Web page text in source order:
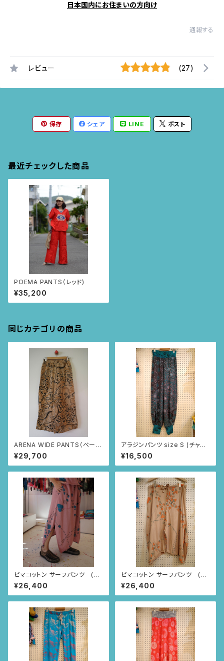
日本国内にお住まいの方向け
通報する
レビュー (27)
保存 シェア LINE ポスト
最近チェックした商品
POEMA PANTS（レッド)
¥35,200
同じカテゴリの商品
ARENA WIDE PANTS（ベージ
ュ/ペニンシュラ柄）
¥29,700
アラジンパンツ size S (チャコ
ールグレー/インドの小花柄)
¥16,500
ピマコットン サーフパンツ (ス
モーキーピンク/いちごとあり柄)
¥26,400
ピマコットン サーフパンツ (ベ
ージュ/いちごとあり柄)
¥26,400